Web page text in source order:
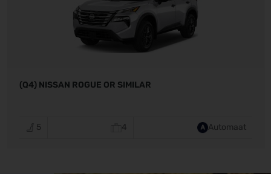
(Q4) NISSAN ROGUE OR SIMILAR
5 4 Automaat